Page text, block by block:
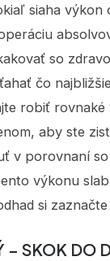
siaha výkon
so
čo
robiť rovnaké
aby ste
v porovnaní
výkonu
si
– SKOK DO